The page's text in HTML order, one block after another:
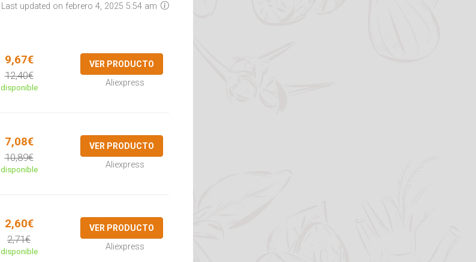
Last updated on febrero 4, 2025 5:54 am
9,67€
12,40€
disponible
VER PRODUCTO
Aliexpress
7,08€
10,89€
disponible
VER PRODUCTO
Aliexpress
2,60€
2,71€
disponible
VER PRODUCTO
Aliexpress